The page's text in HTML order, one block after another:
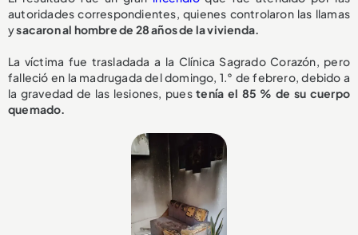
autoridades correspondientes, quienes controlaron las llamas
ysacaron al hombre de 28 años de la vivienda.
La víctima fue trasladada a la Clínica Sagrado Corazón, pero
falleció en la madrugada del domingo, 1.° de febrero, debido a
la gravedad de las lesiones, puestenía el 85 % de su cuerpo
quemado.